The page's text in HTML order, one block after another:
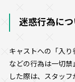
迷惑行為につ
キャストへの「入り
などの行為は一切
した際は、スタッ